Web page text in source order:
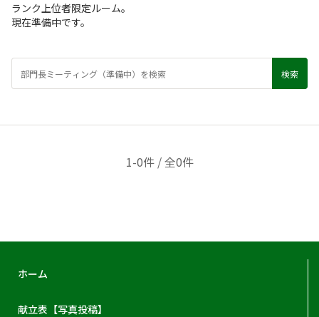
ランク上位者限定ルーム。
現在準備中です。
1-0件 / 全0件
ホーム
献立表【写真投稿】